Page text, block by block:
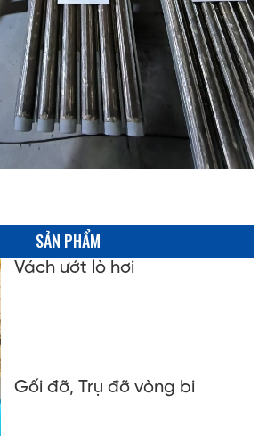
SẢN PHẨM
Vách ướt lò hơi
Gối đỡ, Trụ đỡ vòng bi